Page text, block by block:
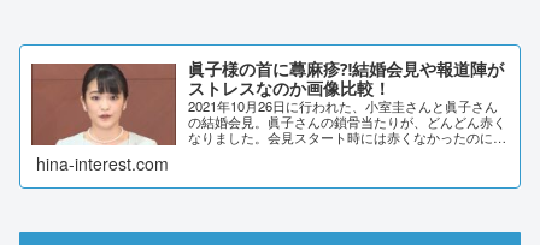
眞子様の首に蕁麻疹⁈結婚会見や報道陣が
ストレスなのか画像比較！
2021年10月26日に行われた、小室圭さんと眞子さん
の結婚会見。眞子さんの鎖骨当たりが、どんどん赤く
なりました。会見スタート時には赤くなかったのに、
hina-interest.com